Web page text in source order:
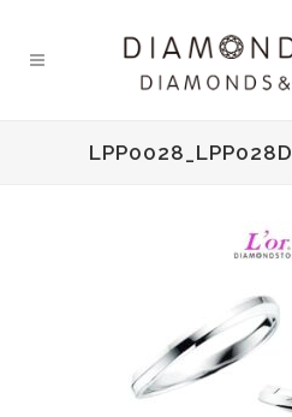
LPP0028_LPP028D